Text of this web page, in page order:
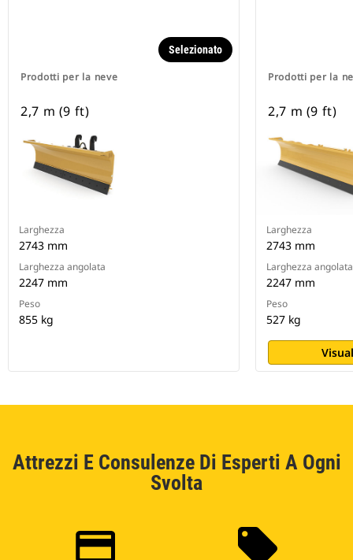
Prodotti per la neve
Selezionato
2,7 m (9 ft)
Larghezza
2743 mm
Larghezza angolata
2247 mm
Peso
855 kg
Prodotti per la
2,7 m (9 ft)
Larghezza
2743 mm
Larghezza angolata
2247 mm
Peso
527 kg
Attrezzi E Consulenze Di Esperti A Ogni
Svolta